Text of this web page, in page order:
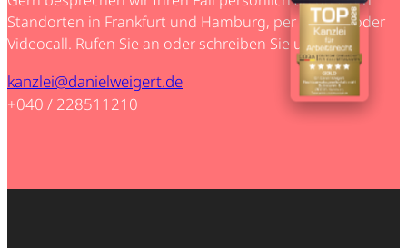
Standorten in Frankfurt und Hamburg, per Telefon oder
Videocall. Rufen Sie an oder schreiben Sie uns:
kanzlei@danielweigert.de
+040 / 228511210